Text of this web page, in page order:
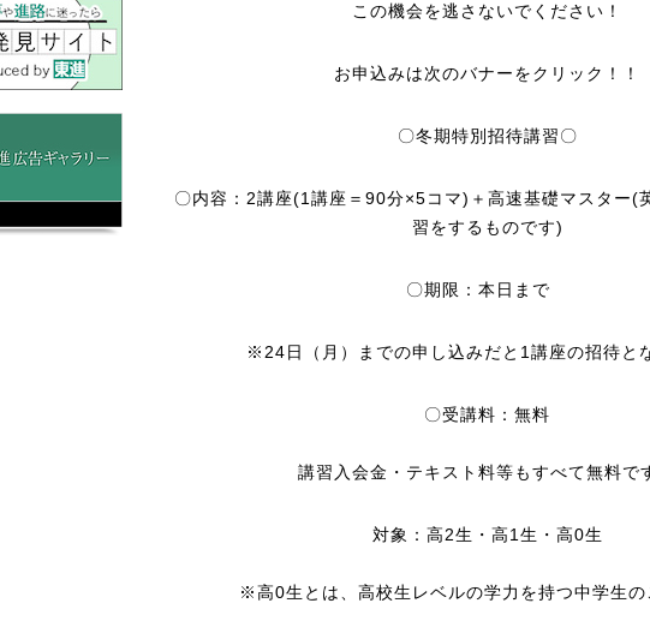
この機会を逃さないでください！
お申込みは次のバナーをクリック！！
〇冬期特別招待講習〇
〇内容：2講座(1講座＝90分×5コマ)＋高速基礎マスター(
習をするものです)
〇期限：本日まで
※24日（月）までの申し込みだと1講座の招待と
〇受講料：無料
講習入会金・テキスト料等もすべて無料で
対象：高2生・高1生・高0生
※高0生とは、高校生レベルの学力を持つ中学生の